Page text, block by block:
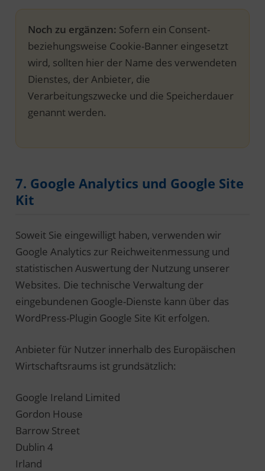
Noch zu ergänzen: Sofern ein Consent-
beziehungsweise Cookie-Banner eingesetzt
wird, sollten hier der Name des verwendeten
Dienstes, der Anbieter, die
Verarbeitungszwecke und die Speicherdauer
genannt werden.
7. Google Analytics und Google Site
Kit
Soweit Sie eingewilligt haben, verwenden wir
Google Analytics zur Reichweitenmessung und
statistischen Auswertung der Nutzung unserer
Websites. Die technische Verwaltung der
eingebundenen Google-Dienste kann über das
WordPress-Plugin Google Site Kit erfolgen.
Anbieter für Nutzer innerhalb des Europäischen
Wirtschaftsraums ist grundsätzlich:
Google Ireland Limited
Gordon House
Barrow Street
Dublin 4
Irland